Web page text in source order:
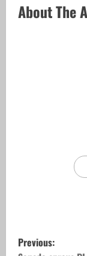
About The
P
Previous: